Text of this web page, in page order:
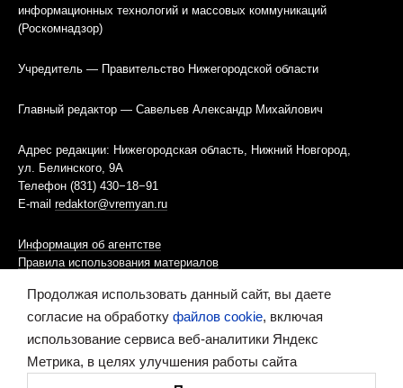
информационных технологий и массовых коммуникаций
(Роскомнадзор)
Учредитель — Правительство Нижегородской области
Главный редактор — Савельев Александр Михайлович
Адрес редакции: Нижегородская область, Нижний Новгород,
ул. Белинского, 9А
Телефон (831) 430−18−91
E-mail redaktor@vremyan.ru
Информация об агентстве
Правила использования материалов
Информационная политика использования «cookies»-файлов
Ресурс содержит материалы 16+
Продолжая использовать данный сайт, вы даете
согласие на обработку файлов cookie, включая
использование сервиса веб-аналитики Яндекс
Метрика, в целях улучшения работы сайта